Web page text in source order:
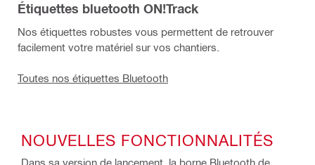
Étiquettes bluetooth ON!Track
Nos étiquettes robustes vous permettent de retrouver
facilement votre matériel sur vos chantiers.
Toutes nos étiquettes Bluetooth
NOUVELLES FONCTIONNALITÉS
Dans sa version de lancement, la borne Bluetooth de